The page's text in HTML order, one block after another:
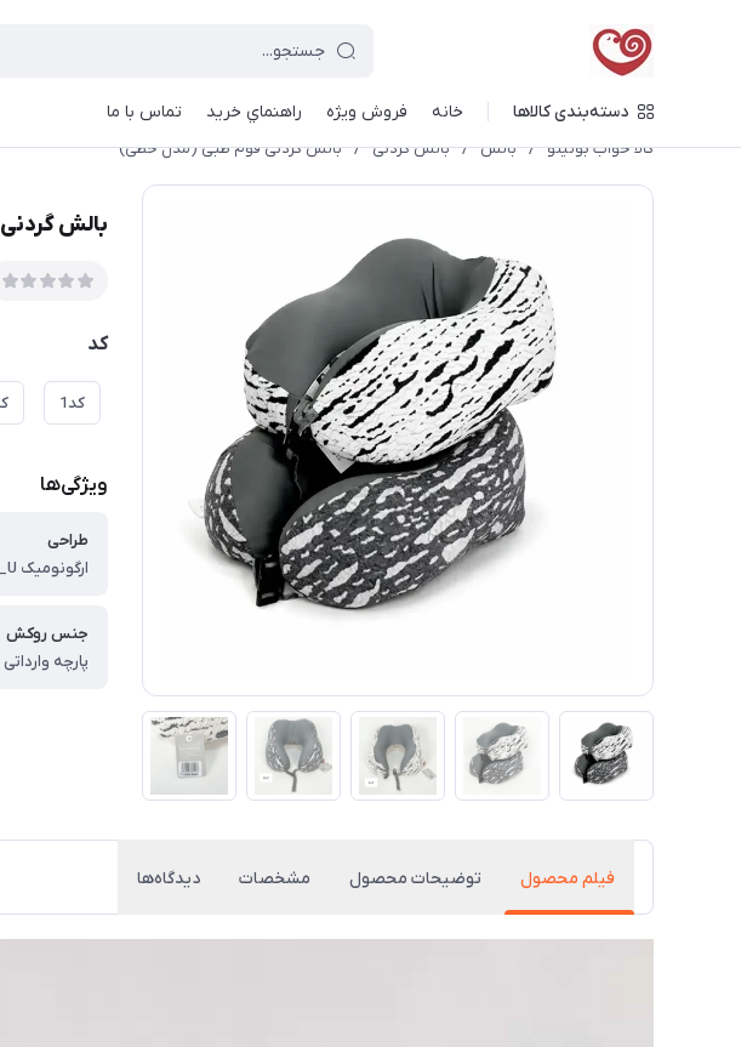
دسته‌بندی کالاها خانه فروش ویژه راهنماي خريد تماس با ما
کالا خواب بونیتو / بالش / بالش گردنی / بالش گردنی فوم طبی (مدل خطی)
بالش
کد
کد1
ویژگی‌ها
طراحی
ارگونومیک U_شکل
جنس روکش
فیلم محصول توضیحات محصول مشخصات دیدگاه‌ها